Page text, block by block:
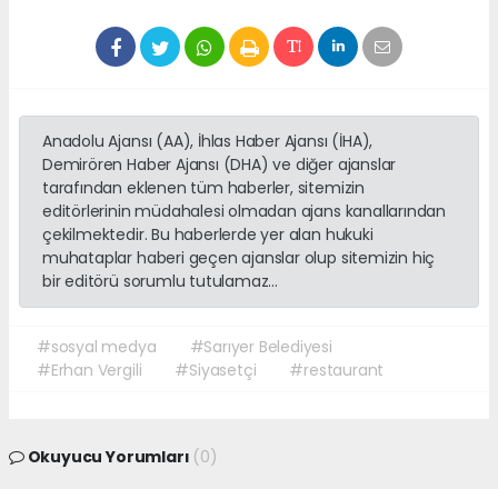
Anadolu Ajansı (AA), İhlas Haber Ajansı (İHA),
Demirören Haber Ajansı (DHA) ve diğer ajanslar
tarafından eklenen tüm haberler, sitemizin
editörlerinin müdahalesi olmadan ajans kanallarından
çekilmektedir. Bu haberlerde yer alan hukuki
muhataplar haberi geçen ajanslar olup sitemizin hiç
bir editörü sorumlu tutulamaz...
#sosyal medya
#Sarıyer Belediyesi
#Erhan Vergili
#Siyasetçi #restaurant
Okuyucu Yorumları (0)